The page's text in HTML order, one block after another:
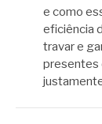
e como
eficiência
travar e
presentes